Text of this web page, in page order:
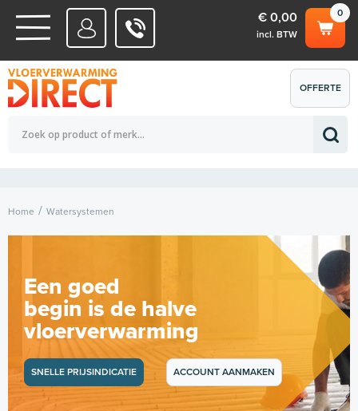
WATERSYSTEMEN
ELEKTRISCHE SYSTEMEN
0
€ 0,00
incl. BTW
Totaalbedrag (incl. BTW) € 0,00
OFFERTE
AANVRAGEN
Home Watersystemen
Een goed
begin is de halve
vloerverwarming
SNELLE PRIJSINDICATIE ACCOUNT AANMAKEN